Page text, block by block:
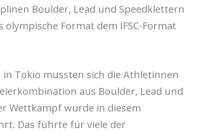
Boulder, Lead und Speedklettern
Format dem IFSC-Format
in Tokio mussten sich die Athletinnen
aus Boulder, Lead und
Wettkampf wurde in diesem
Das führte für viele der